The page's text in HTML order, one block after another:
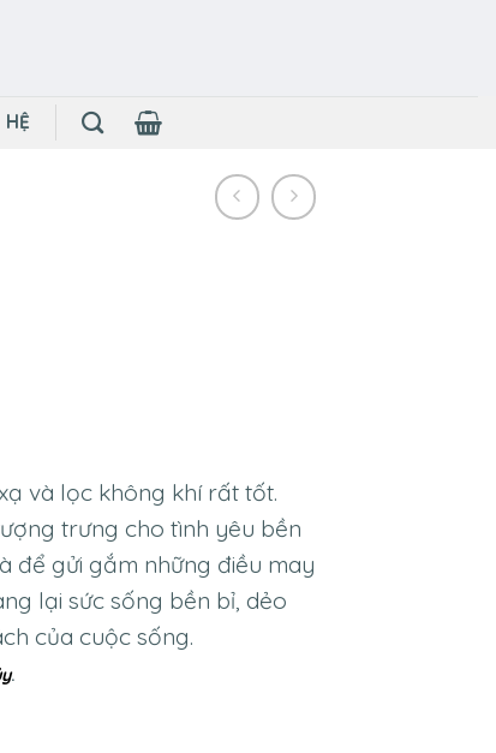
HỆ
và lọc không khí rất tốt.
trưng cho tình yêu bền
để gửi gắm những điều may
lại sức sống bền bỉ, dẻo
của cuộc sống.
.